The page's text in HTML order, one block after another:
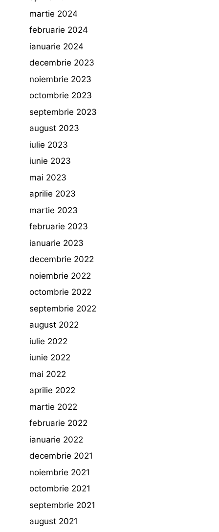
martie 2024
februarie 2024
ianuarie 2024
decembrie 2023
noiembrie 2023
octombrie 2023
septembrie 2023
august 2023
iulie 2023
iunie 2023
mai 2023
aprilie 2023
martie 2023
februarie 2023
ianuarie 2023
decembrie 2022
noiembrie 2022
octombrie 2022
septembrie 2022
august 2022
iulie 2022
iunie 2022
mai 2022
aprilie 2022
martie 2022
februarie 2022
ianuarie 2022
decembrie 2021
noiembrie 2021
octombrie 2021
septembrie 2021
august 2021